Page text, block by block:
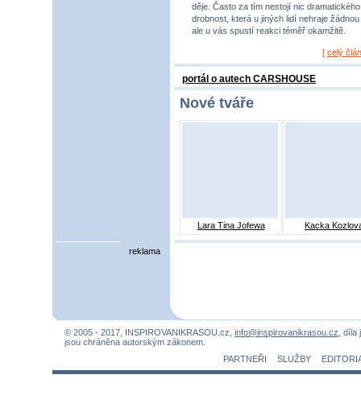
děje. Často za tím nestojí nic
drobnost, která u jiných lidí nehraje žádnou
ale u vás spustí reakci téměř okamžitě.
[ celý
portál o autech CARSHOUSE
Nové tváře
Lara Tina Jofewa Kacka
reklama
© 2005 - 2017, INSPIROVANIKRASOU.cz, info@inspirovanikrasou.cz ,
jsou chráněna autorským zákonem.
PARTNEŘI
SLUŽBY